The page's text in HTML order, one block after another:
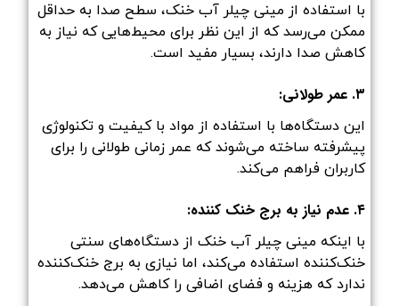
با استفاده از مینی چیلر آب خنک، سطح صدا به حداقل
ممکن می‌رسد که از این نظر برای محیط‌هایی که نیاز به
کاهش صدا دارند، بسیار مفید است.
۳. عمر طولانی:
این دستگاه‌ها با استفاده از مواد با کیفیت و تکنولوژی
پیشرفته ساخته می‌شوند که عمر زمانی طولانی را برای
کاربران فراهم می‌کند.
۴. عدم نیاز به برج خنک کننده:
با اینکه مینی چیلر آب خنک از دستگاه‌های سنتی
خنک‌کننده استفاده می‌کند، اما نیازی به برج خنک‌کننده
ندارد که هزینه و فضای اضافی را کاهش می‌دهد.